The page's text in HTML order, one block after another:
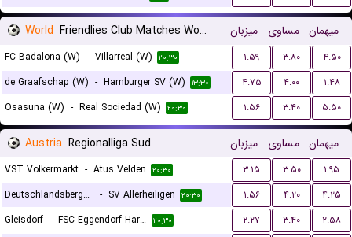
World Friendlies Club Matches Women میزبان مساوی میهمان
FC Badalona (W) - Villarreal (W) ۲۰:۳۰ ۱.۵۹ ۳.۸۰
۴.۵۰
de Graafschap (W) - Hamburger SV (W) ۱۳:۳۰ ۴.۷۵ ۴.۰۰
۱.۴۸
Osasuna (W) - Real Sociedad (W) ۲۰:۳۰ ۱.۵۶ ۳.۴۰ ۵.۵۰
Austria Regionalliga Sud میزبان مساوی میهمان
VST Volkermarkt - Atus Velden ۲۰:۳۰ ۳.۱۵ ۳.۵۰
۱.۹۵
Deutschlandsberger SC
- SV Allerheiligen ۲۰:۳۰ ۱.۵۶ ۴.۲۰
۴.۲۵
Gleisdorf - FSC Eggendorf Hartberg II ۲۰:۳۰ ۲.۲۷ ۳.۴۰
۲.۵۸